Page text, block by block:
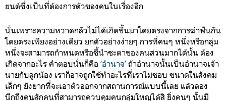
ยนต์ซึ่งเป็นที่ต้องการตัวของคนในเรื่องอีก
นั่นเพราะความหวาดกลัวไม่ได้เกิดขึ้นมาโดยตรงจากการฆ่าฟันกัน
โดยตรงเพียงอย่างเดียว ยกตัวอย่างง่ายๆ การที่คนๆ หนึ่งหรือกลุ่ม
หนึ่งจะสามารถกำหนดหรือชี้นำชะตาของคนส่วนมากได้นั้น ต้อง
เกิดจากอะไร คำตอบนั่นก็คือ ‘อำนาจ’ ถ้าอำนาจนั้นเป็นอำนาจเจ้า
นายกับลูกน้อง เราก็อาจถูกใช้ทำอะไรที่เราไม่ชอบ ขนาดในสังคม
เล็กๆ ยังยากที่จะเอาตัวออกจากสถานการณ์แบบนี้เลย แล้วลอง
นึกถึงคนสักคนที่สามารถควบคุมคนกลุ่มใหญ่ได้สิ ยิ่งคนๆ นั้นมี